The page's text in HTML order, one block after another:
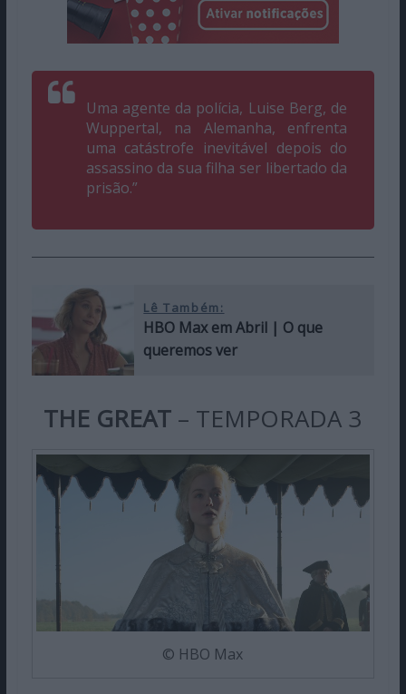
Uma agente da polícia, Luise Berg, de
Wuppertal, na Alemanha, enfrenta
uma catástrofe inevitável depois do
assassino da sua filha ser libertado da
prisão.”
Lê Também:
HBO Max em Abril | O que
queremos ver
THE GREAT – TEMPORADA 3
© HBO Max